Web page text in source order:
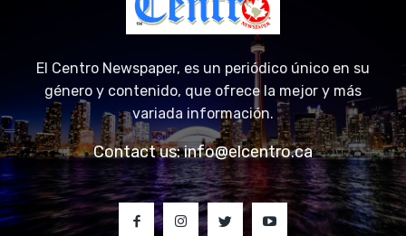
El Centro Newspaper, es un periódico único en su
género y contenido, que ofrece la mejor y más
variada información.
Contact us:info@elcentro.ca